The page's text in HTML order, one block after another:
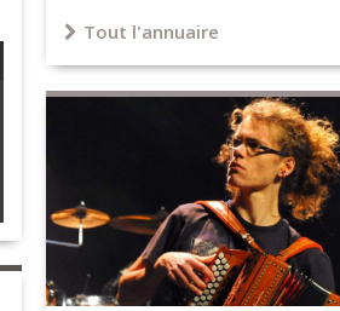
Tout l'annuaire